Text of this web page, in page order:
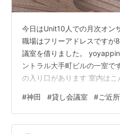
今日はUnit10人での月次オン
職場はフリーアドレスですが
議室を借りました。
ントラル大手町ビルの一室で
の入り口があります 室内はこ
も3つほどレンタルスペース
人だと定員一杯ではあります
ループワークでも割といけま
#神田 #貸し会議室 #ご近